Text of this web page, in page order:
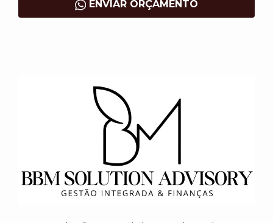
ENVIAR ORÇAMENTO